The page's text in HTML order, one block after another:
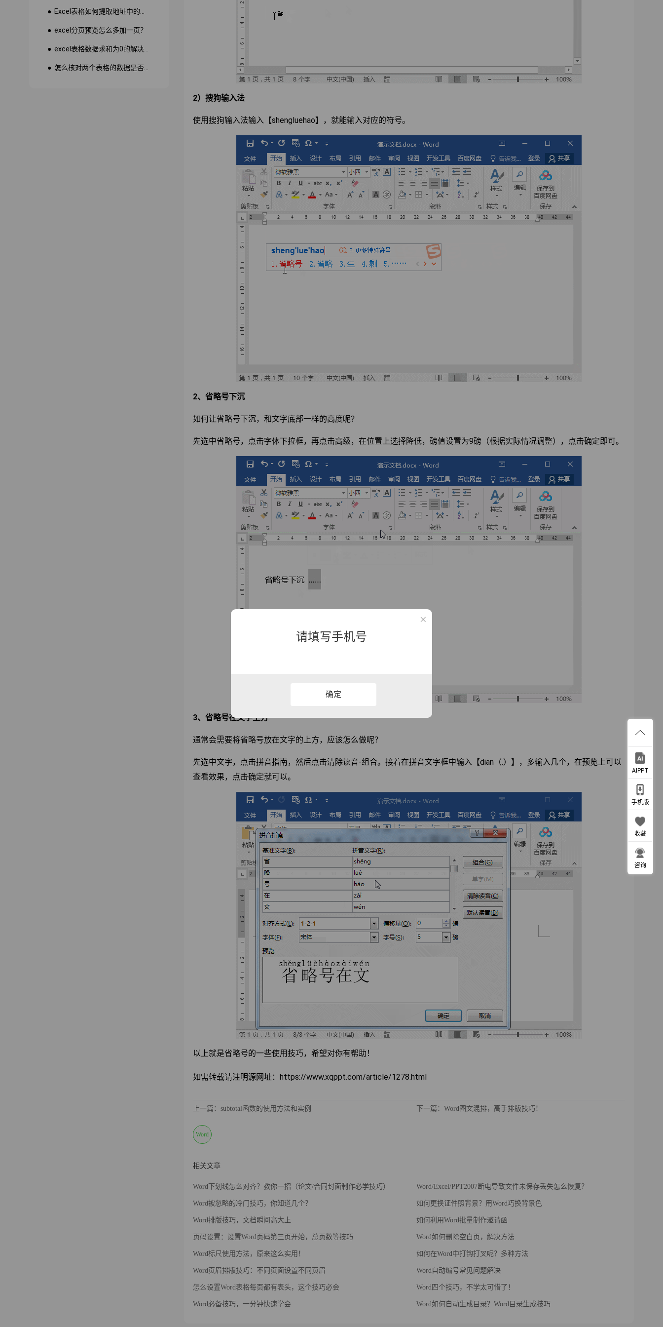
● excel分页预览怎么多加一页？
2）搜狗输入法
使用搜狗输入法输入【shengluehao】，就能输入对应的符号。
2、省略号下沉
如何让省略号下沉，和文字底部一样的高度呢？
先选中省略号，点击字体下拉框，再点击高级，在位置上选择降低，磅值设置为9磅（根据实际情况调整），点击确定即可。
3、省略号在文字上方
通常会需要将省略号放在文字的上方，应该怎么做呢？
先选中文字，点击拼音指南，然后点击清除读音-组合。接着在拼音文字框中输入【dian（.）】，多输入几个，在预览上可以
查看效果，点击确定就可以。
以上就是省略号的一些使用技巧，希望对你有帮助！
如需转载请注明源网址：https://www.xqppt.com/article/1278.html
上一篇：subtotal函数的使用方法和实例 下一篇：Word图文混排，高手排版技巧！
Word
相关文章
Word下划线怎么对齐？教你一招（论文/合同封面制作必学技巧）
Word被忽略的冷门技巧，你知道几个？
Word排版技巧，文档瞬间高大上
页码设置：设置Word页码第三页开始，总页数等技巧
Word标尺使用方法，原来这么实用！
Word页眉排版技巧：不同页面设置不同页眉
怎么设置Word表格每页都有表头，这个技巧必会
Word必备技巧，一分钟快速学会
Word/Excel/PPT2007断电导致文件未保存丢失怎么恢复？
如何更换证件照背景？用Word巧换背景色
如何利用Word批量制作邀请函
Word如何删除空白页，解决方法
如何在Word中打钩打叉呢？多种方法
Word自动编号常见问题解决
Word四个技巧，不学太可惜了！
Word如何自动生成目录？Word目录生成技巧
AIPPT
手机版
收藏
咨询
请填写手机号
确定